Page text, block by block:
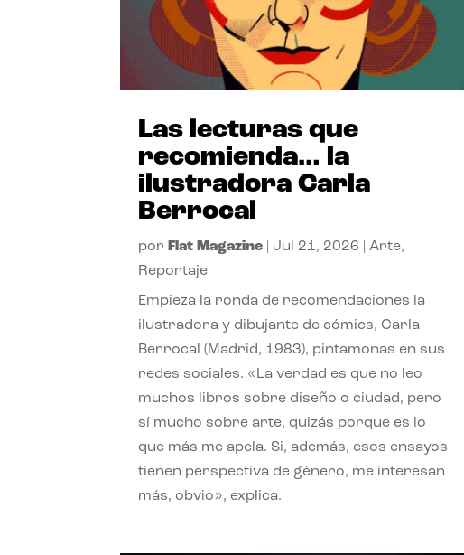
Las lecturas que
recomienda… la
ilustradora Carla
Berrocal
por Flat Magazine Jul 21, 2026 |Arte,
Reportaje
Empieza la ronda de recomendaciones la
ilustradora y dibujante de cómics, Carla
Berrocal (Madrid, 1983), pintamonas en sus
redes sociales. «La verdad es que no leo
muchos libros sobre diseño o ciudad, pero
sí mucho sobre arte, quizás porque es lo
que más me apela. Si, además, esos ensayos
tienen perspectiva de género, me interesan
más, obvio», explica.